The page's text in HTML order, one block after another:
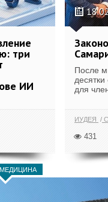
три
ИИ
После
для
ИУДЕЯ
431
МЕДИЦИНА